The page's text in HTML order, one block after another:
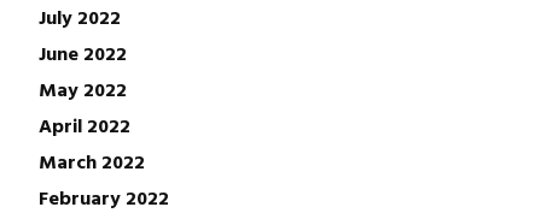
July 2022
June 2022
May 2022
April 2022
March 2022
February 2022